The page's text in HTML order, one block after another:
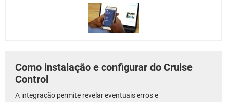
Como instalação e configurar do Cruise
Control
A integração permite revelar eventuais erros e